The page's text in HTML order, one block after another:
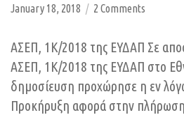
January 18, 2018 2 Comments
ΑΣΕΠ
1Κ/2018
–
ΕΥΔΑΠ
ΑΣΕΠ, 1Κ/2018 της ΕΥΔΑΠ Σε
ΑΣΕΠ, 1Κ/2018 της ΕΥΔΑΠ στο
δημοσίευση προχώρησε η εν
Προκήρυξη αφορά στην